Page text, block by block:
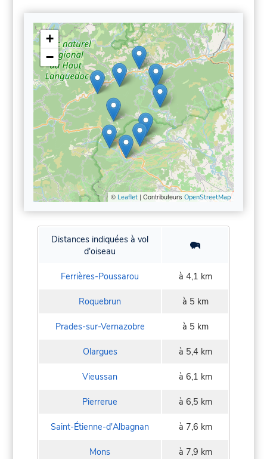
+
−
© Leaflet| Contributeurs OpenStreetMap
Distances indiquées à vol
d'oiseau
Ferrières-Poussarou à 4,1 km
Roquebrun à 5 km
Prades-sur-Vernazobre à 5 km
Olargues à 5,4 km
Vieussan à 6,1 km
Pierrerue à 6,5 km
Saint-Étienne-d'Albagnan à 7,6 km
Mons à 7,9 km